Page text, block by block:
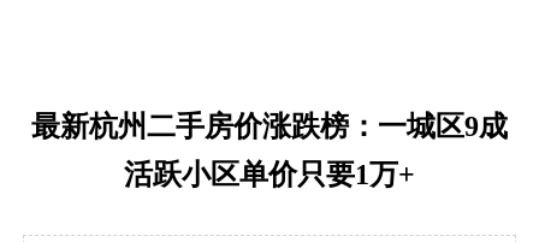
最新杭州二手房价涨跌榜：一城区9成
活跃小区单价只要1万+